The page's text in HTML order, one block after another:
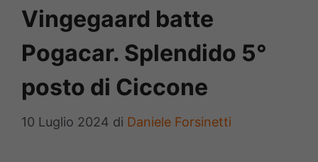
Vingegaard batte
Pogacar. Splendido 5°
posto di Ciccone
10 Luglio 2024 di Daniele Forsinetti